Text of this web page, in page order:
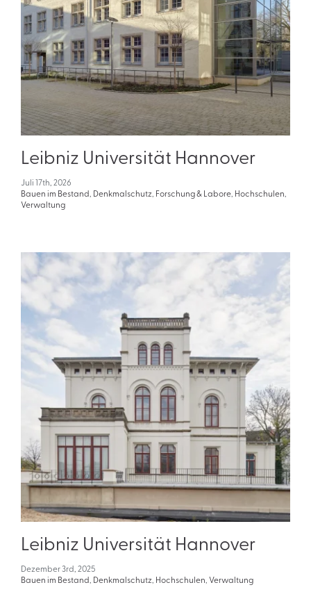
Leibniz Universität Hannover
Juli 17th, 2026
Bauen im Bestand, Denkmalschutz, Forschung & Labore, Hochschulen,
Verwaltung
Leibniz Universität Hannover
Dezember 3rd, 2025
Bauen im Bestand, Denkmalschutz, Hochschulen,Verwaltung